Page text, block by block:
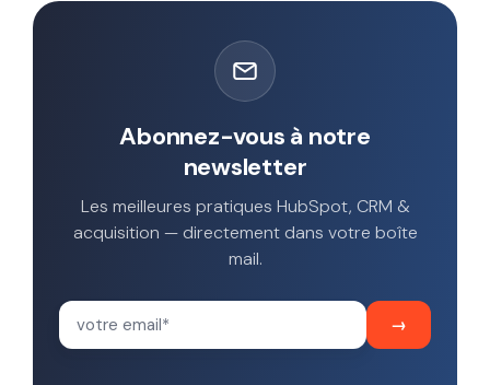
Abonnez-vous à notre
newsletter
Les meilleures pratiques HubSpot, CRM &
acquisition — directement dans votre boîte
mail.